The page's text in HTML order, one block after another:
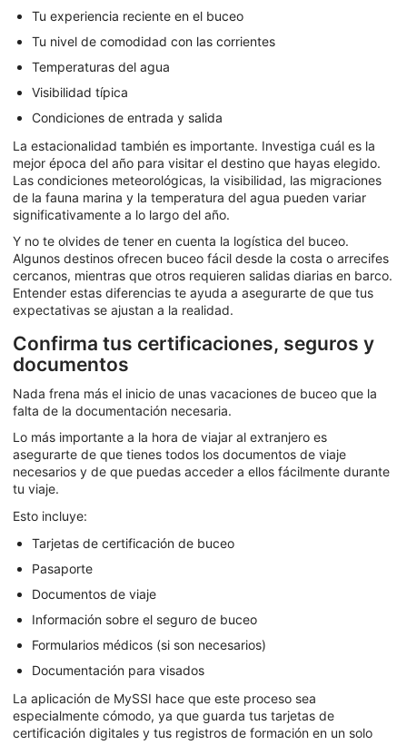
Tu experiencia reciente en el buceo
Tu nivel de comodidad con las corrientes
Temperaturas del agua
Visibilidad típica
Condiciones de entrada y salida
La estacionalidad también es importante. Investiga cuál es la
mejor época del año para visitar el destino que hayas elegido.
Las condiciones meteorológicas, la visibilidad, las migraciones
de la fauna marina y la temperatura del agua pueden variar
significativamente a lo largo del año.
Y no te olvides de tener en cuenta la logística del buceo.
Algunos destinos ofrecen buceo fácil desde la costa o arrecifes
cercanos, mientras que otros requieren salidas diarias en barco.
Entender estas diferencias te ayuda a asegurarte de que tus
expectativas se ajustan a la realidad.
Confirma tus certificaciones, seguros y
documentos
Nada frena más el inicio de unas vacaciones de buceo que la
falta de la documentación necesaria.
Lo más importante a la hora de viajar al extranjero es
asegurarte de que tienes todos los documentos de viaje
necesarios y de que puedas acceder a ellos fácilmente durante
tu viaje.
Esto incluye:
Tarjetas de certificación de buceo
Pasaporte
Documentos de viaje
Información sobre el seguro de buceo
Formularios médicos (si son necesarios)
Documentación para visados
La aplicación de MySSI hace que este proceso sea
especialmente cómodo, ya que guarda tus tarjetas de
certificación digitales y tus registros de formación en un solo